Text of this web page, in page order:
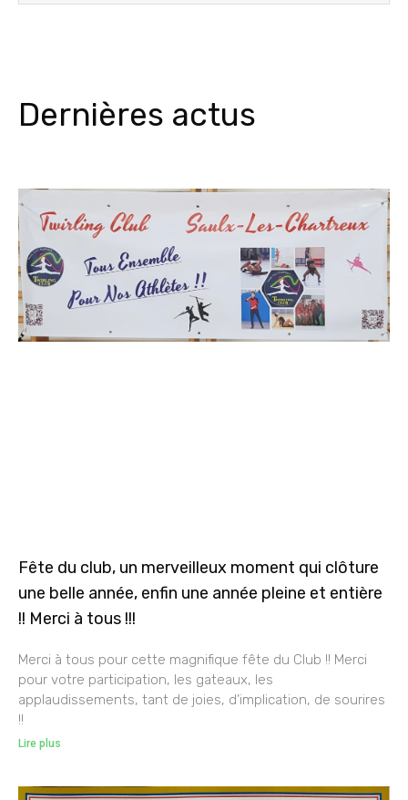
Dernières actus
Fête du club, un merveilleux moment qui clôture
une belle année, enfin une année pleine et entière
!! Merci à tous !!!
Merci à tous pour cette magnifique fête du Club !! Merci
pour votre participation, les gateaux, les
applaudissements, tant de joies, d’implication, de sourires
!!
Lire plus